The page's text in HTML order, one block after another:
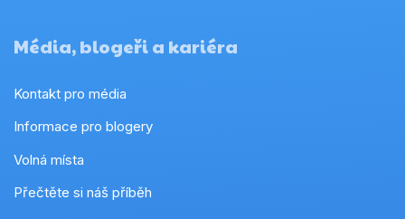
Média, blogeři a kariéra
Kontakt pro média
Informace pro blogery
Volná místa
Přečtěte si náš příběh